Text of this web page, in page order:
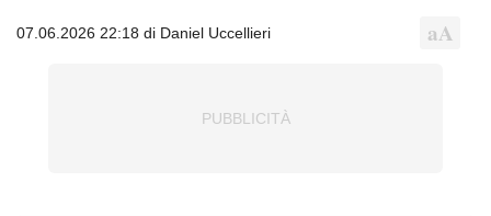
07.06.2026 22:18 di Daniel Uccellieri